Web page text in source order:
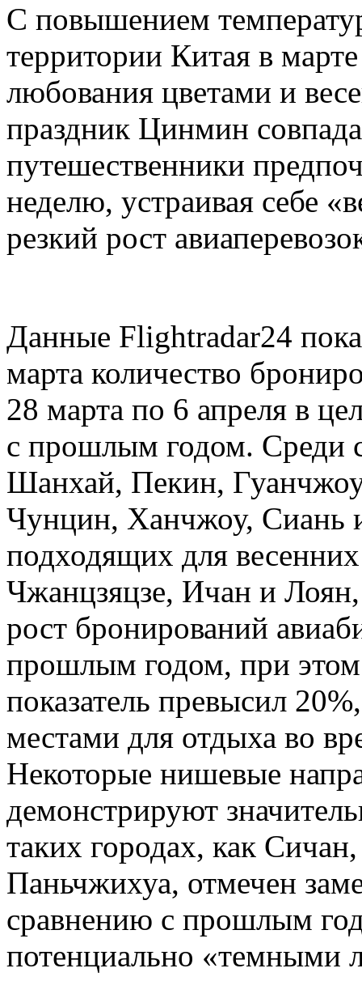
С повышением
территории Китая в
любования цветами и
праздник Цинмин
путешественники
неделю, устраивая себе
резкий рост
Данные Flightradar24
марта количество
28 марта по 6 апреля в
с прошлым годом. Среди
Шанхай, Пекин,
Чунцин, Ханчжоу, Сиань
подходящих для
Чжанцзяцзе, Ичан и
рост бронирований
прошлым годом, при
показатель превысил
местами для отдыха во
Некоторые нишевые
демонстрируют
таких городах, как
Паньчжихуа, отмечен
сравнению с прошлым
потенциально «темными